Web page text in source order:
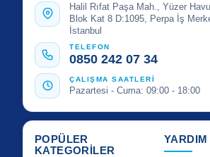
Halil Rıfat Paşa Mah., Yüzer
Blok Kat 8 D:1095, Perpa İş
İstanbul
TELEFON
0850 242 07 34
ÇALIŞMA SAATLERİ
Pazartesi - Cuma: 09:00 - 18:00
POPÜLER
KATEGORİLER
YARDIM